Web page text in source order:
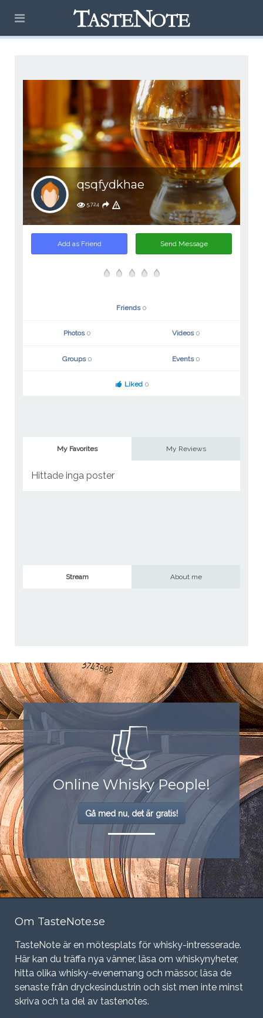
qsqfydkhae
5,724
Add as Friend Send Message
Friends 0
Photos 0 Videos 0
Groups 0 Events 0
Liked 0
My Favorites My Reviews
Hittade inga poster
Stream About me
Online Whisky People!
Gå med nu, det är gratis!
Om TasteNote.se
TasteNote är en mötesplats för whisky-intresserade.
Här kan du träffa nya vänner, läsa om whiskynyheter,
hitta olika whisky-evenemang och mässor, läsa de
senaste från dryckesindustrin och sist men inte minst
skriva och ta del av tastenotes.